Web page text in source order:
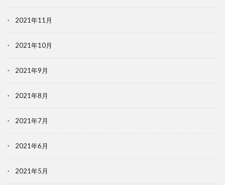
2021年11月
2021年10月
2021年9月
2021年8月
2021年7月
2021年6月
2021年5月